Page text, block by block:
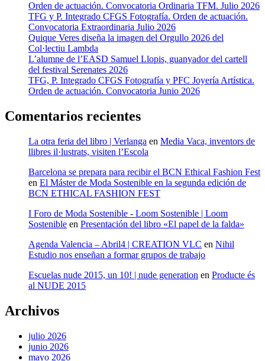
Orden de actuación. Convocatoria Ordinaria TFM. Julio 2026
TFG y P. Integrado CFGS Fotografía. Orden de actuación.
Convocatoria Extraordinaria Julio 2026
Quique Veres diseña la imagen del Orgullo 2026 del
Col·lectiu Lambda
L’alumne de l’EASD Samuel Llopis, guanyador del cartell
del festival Serenates 2026
TFG, P. Integrado CFGS Fotografía y PFC Joyería Artística.
Orden de actuación. Convocatoria Junio 2026
Comentarios recientes
La otra feria del libro | Verlanga en Media Vaca, inventors de
llibres il·lustrats, visiten l’Escola
Barcelona se prepara para recibir el BCN Ethical Fashion Fest
en El Máster de Moda Sostenible en la segunda edición de
BCN ETHICAL FASHION FEST
I Foro de Moda Sostenible - Loom Sostenible | Loom
Sostenible en Presentación del libro «El papel de la falda»
Agenda Valencia – Abril4 | CREATION VLC en Nihil
Estudio nos enseñan a formar grupos de trabajo
Escuelas nude 2015, un 10! | nude generation en Producte és
al NUDE 2015
Archivos
julio 2026
junio 2026
mayo 2026